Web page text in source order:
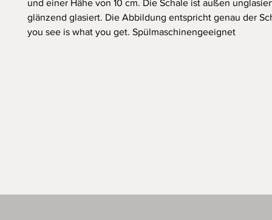
und einer Hähe von 10 cm. Die Schale ist außen
glänzend glasiert. Die Abbildung entspricht genau der
you see is what you get. Spülmaschinengeeignet